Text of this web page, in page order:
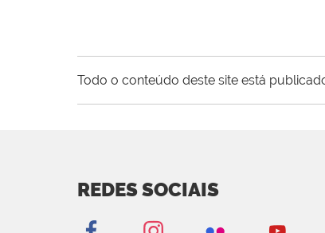
Todo o conteúdo deste site está
REDES SOCIAIS